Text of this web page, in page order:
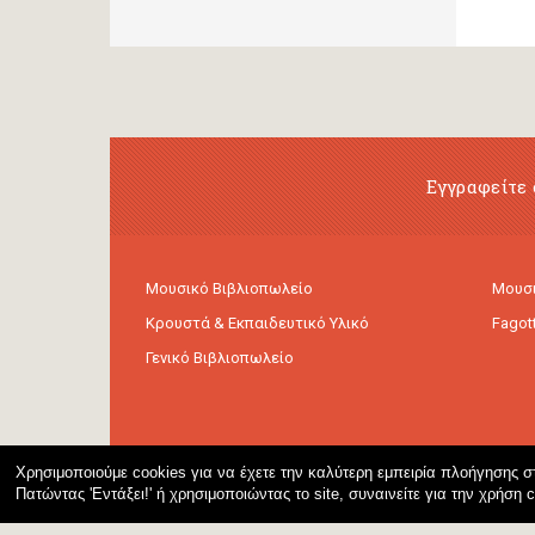
Χρησιμοποιούμε cookies για να έχετε την καλύτερη εμπειρία πλοήγησης
Πατώντας 'Εντάξει!' ή χρησιμοποιώντας το site, συναινείτε για την
Μουσικό Βιβλιοπωλείο
Κρουστά & Εκπαιδευτικό Υλικό
Γενικό Βιβλιοπωλείο